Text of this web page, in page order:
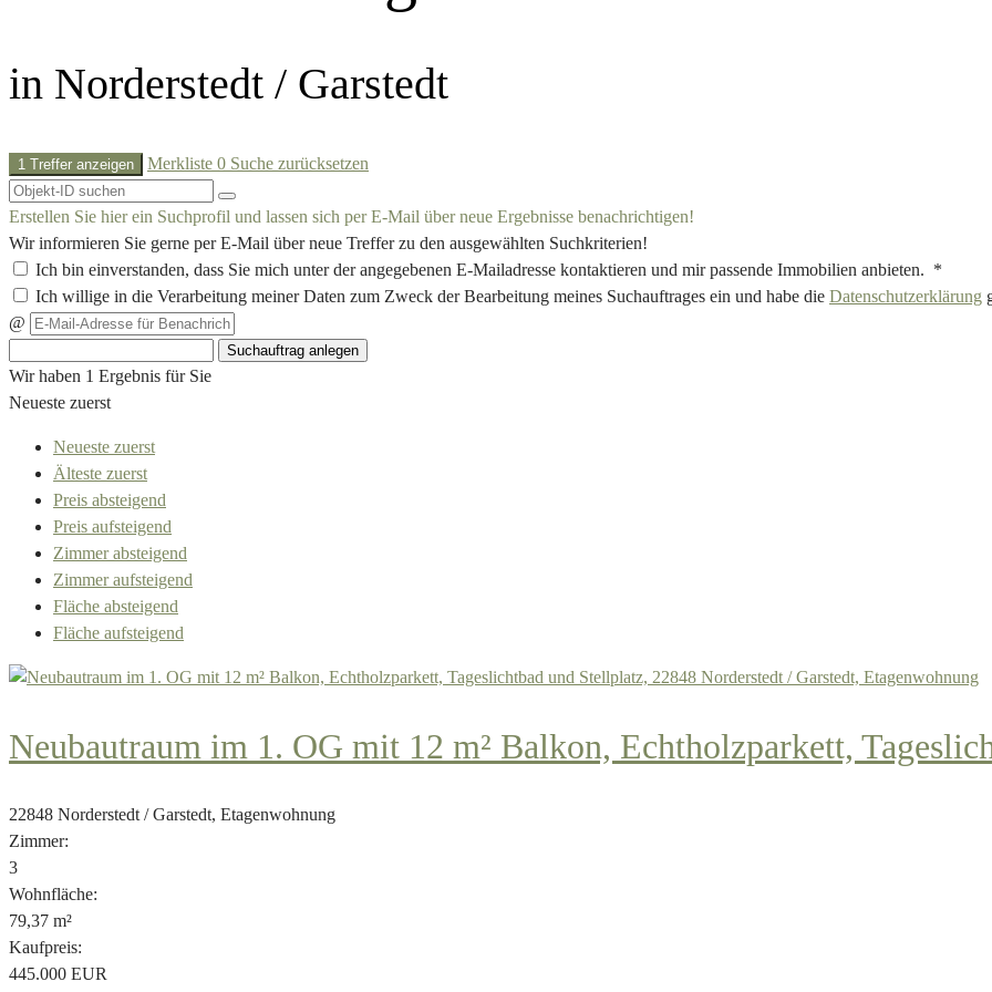
in Norderstedt / Garstedt
1 Treffer anzeigen Merkliste 0 Suche zurücksetzen
Erstellen Sie hier ein Suchprofil und lassen sich per E-Mail über neue Ergebnisse benachrichtigen!
Wir informieren Sie gerne per E-Mail über neue Treffer zu den ausgewählten Suchkriterien!
Ich bin einverstanden, dass Sie mich unter der angegebenen E-Mailadresse kontaktieren und mir passende Immobilien anbieten. *
Ich willige in die Verarbeitung meiner Daten zum Zweck der Bearbeitung meines Suchauftrages ein und habe die Datenschutzerklärung
@
Suchauftrag anlegen
Wir haben 1 Ergebnis für Sie
Neueste zuerst
Neueste zuerst
Älteste zuerst
Preis absteigend
Preis aufsteigend
Zimmer absteigend
Zimmer aufsteigend
Fläche absteigend
Fläche aufsteigend
Neubautraum im 1. OG mit 12 m² Balkon, Echtholzparkett,
22848 Norderstedt / Garstedt, Etagenwohnung
Zimmer:
3
Wohnfläche:
79,37 m²
Kaufpreis:
445.000 EUR